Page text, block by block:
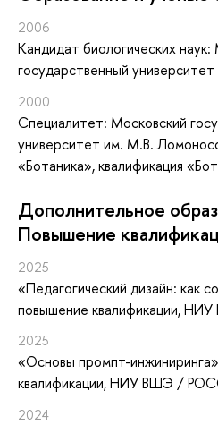
2006
Кандидат биологических наук:
государственный
2000
Специалитет: Московский
университет им. М.В.
«Ботаника», квалификация
Дополнительное
Повышение
2025
«Педагогический дизайн: как
повышение квалификации,
2025
«Основы промпт-инжиниринга»
квалификации, НИУ ВШЭ /
2024